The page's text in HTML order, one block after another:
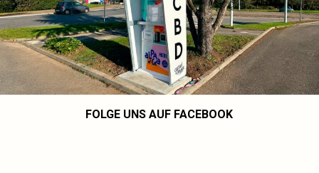
FOLGE UNS AUF FACEBOOK